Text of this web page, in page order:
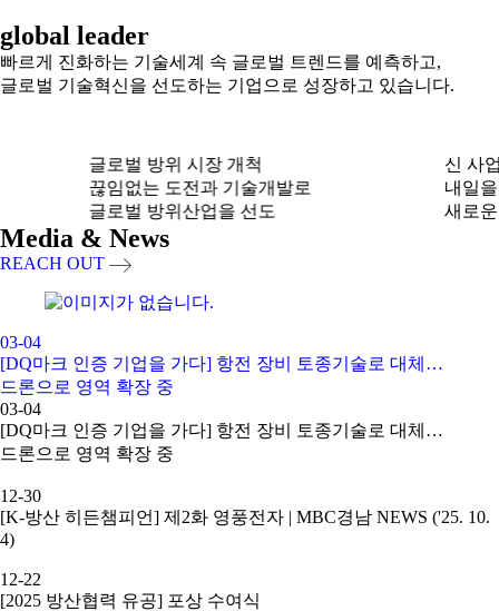
global leader
빠르게 진화하는 기술세계 속 글로벌 트렌드를 예측하고,
글로벌 기술혁신을 선도하는 기업으로 성장하고 있습니다.
글로벌 방위 시장 개척
끊임없는 도전과 기술개발로
글로벌 방위산업을 선도
신 사
내일
새로
Media & News
REACH OUT
03-04
[DQ마크 인증 기업을 가다] 항전 장비 토종기술로 대체…
드론으로 영역 확장 중
03-04
[DQ마크 인증 기업을 가다] 항전 장비 토종기술로 대체…
드론으로 영역 확장 중
12-30
[K-방산 히든챔피언] 제2화 영풍전자 | MBC경남 NEWS ('25. 10.
4)
12-22
[2025 방산협력 유공] 포상 수여식